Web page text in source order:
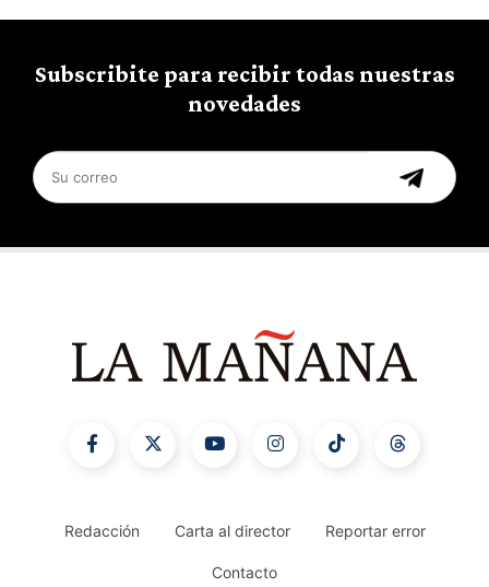
Subscribite para recibir todas nuestras
novedades
Redacción Carta al director Reportar error
Contacto